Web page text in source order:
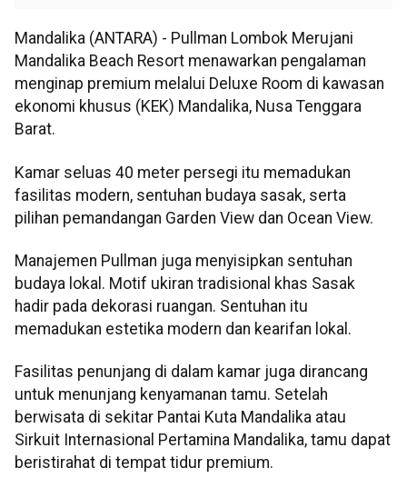
Mandalika (ANTARA) - Pullman Lombok Merujani
Mandalika Beach Resort menawarkan pengalaman
menginap premium melalui Deluxe Room di kawasan
ekonomi khusus (KEK) Mandalika, Nusa Tenggara
Barat.
Kamar seluas 40 meter persegi itu memadukan
fasilitas modern, sentuhan budaya sasak, serta
pilihan pemandangan Garden View dan Ocean View.
Manajemen Pullman juga menyisipkan sentuhan
budaya lokal. Motif ukiran tradisional khas Sasak
hadir pada dekorasi ruangan. Sentuhan itu
memadukan estetika modern dan kearifan lokal.
Fasilitas penunjang di dalam kamar juga dirancang
untuk menunjang kenyamanan tamu. Setelah
berwisata di sekitar Pantai Kuta Mandalika atau
Sirkuit Internasional Pertamina Mandalika, tamu dapat
beristirahat di tempat tidur premium.